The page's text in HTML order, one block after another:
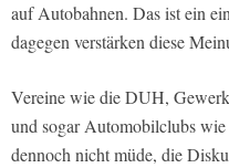
auf Autobahnen. Das ist ein
dagegen verstärken diese
Vereine wie die DUH,
und sogar Automobilclubs
dennoch nicht müde, die